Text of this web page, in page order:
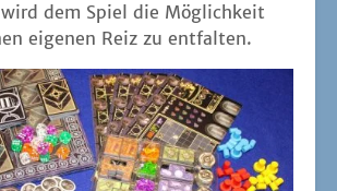
dem Spiel die Mög­lich­keit
eige­nen Reiz zu entfalten.